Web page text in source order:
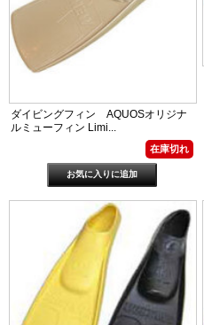
ダイビングフィン AQUOSオリジナ
ルミューフィン Limi...
在庫切れ